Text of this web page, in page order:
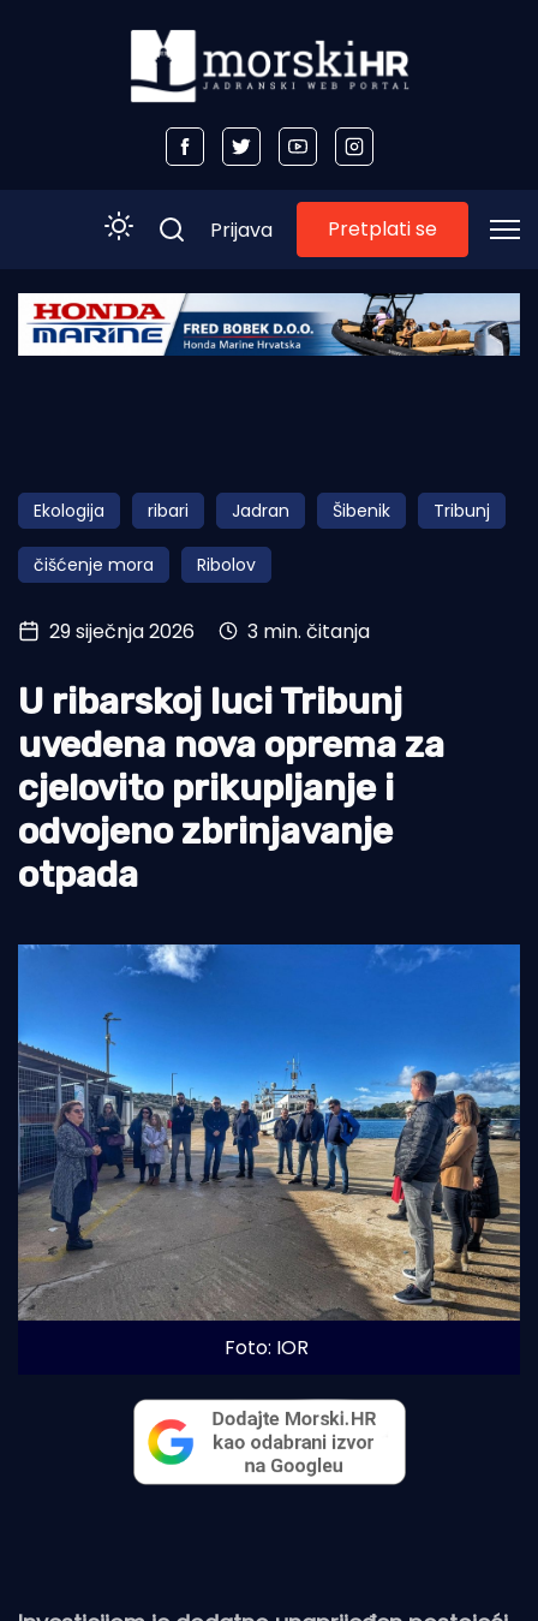
Početna
Obala
Otoci
Turizam i nautika
Pomorstvo
Ribolov
Ekologija
Tradicija i kultura
Prijava Pretplati se
Ekologija ribari Jadran Šibenik Tribunj
čišćenje mora Ribolov
29 siječnja 2026 3 min. čitanja
U ribarskoj luci Tribunj
uvedena nova oprema za
cjelovito prikupljanje i
odvojeno zbrinjavanje
otpada
Foto: IOR